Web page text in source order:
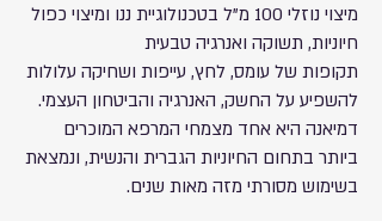
מיצוי נוזלי 100 מ"ל בטכנולוגיית ננו ומיצוי כפול
חיוניות, תשוקה ואנרגיה טבעית
תקופות של עומס, לחץ, עייפות ושחיקה עלולות
להשפיע על החשק, האנרגיה והביטחון העצמי.
דמיאנה היא אחד מצמחי המרפא המוכרים
ביותר בתחום החיוניות הגברית והנשית, ונמצאת
בשימוש מסורתי מזה מאות שנים.